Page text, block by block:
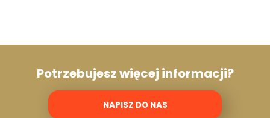
Potrzebujesz więcej informacji?
NAPISZ DO NAS